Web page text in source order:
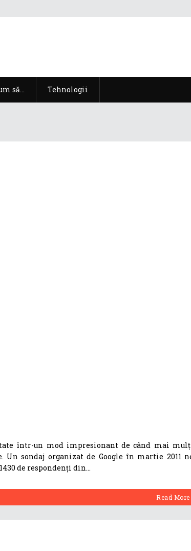
să… Tehnologii
într-un mod impresionant de când mai
Un sondaj organizat de Google în martie 2011
de respondenți din
Read More